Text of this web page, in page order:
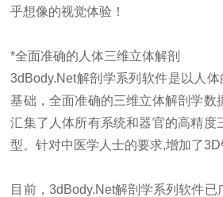
乎想像的视觉体验！
*全面准确的人体三维立体解剖
3dBody.Net解剖学系列软件是以人
基础，全面准确的三维立体解剖学数
汇集了人体所有系统和器官的高精度
型。针对中医学人士的要求,增加了
目前，3dBody.Net解剖学系列软件